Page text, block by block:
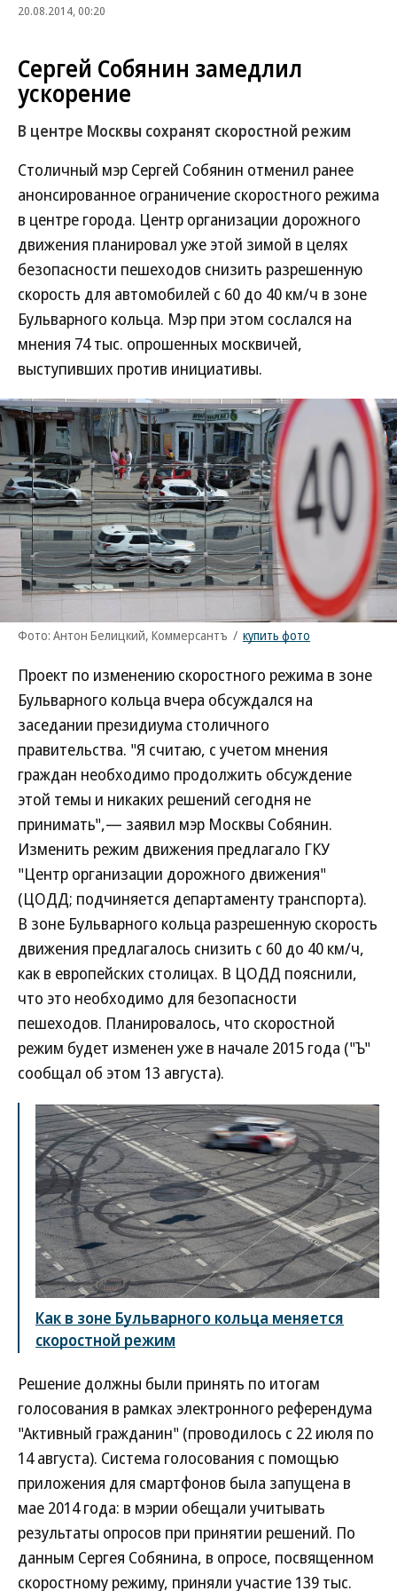
20.08.2014, 00:20
Сергей Собянин замедлил
ускорение
В центре Москвы сохранят скоростной режим
Столичный мэр Сергей Собянин отменил ранее
анонсированное ограничение скоростного режима
в центре города. Центр организации дорожного
движения планировал уже этой зимой в целях
безопасности пешеходов снизить разрешенную
скорость для автомобилей с 60 до 40 км/ч в зоне
Бульварного кольца. Мэр при этом сослался на
мнения 74 тыс. опрошенных москвичей,
выступивших против инициативы.
Фото: Антон Белицкий, Коммерсантъ / купить фото
Проект по изменению скоростного режима в зоне
Бульварного кольца вчера обсуждался на
заседании президиума столичного
правительства. "Я считаю, с учетом мнения
граждан необходимо продолжить обсуждение
этой темы и никаких решений сегодня не
принимать",— заявил мэр Москвы Собянин.
Изменить режим движения предлагало ГКУ
"Центр организации дорожного движения"
(ЦОДД; подчиняется департаменту транспорта).
В зоне Бульварного кольца разрешенную скорость
движения предлагалось снизить с 60 до 40 км/ч,
как в европейских столицах. В ЦОДД пояснили,
что это необходимо для безопасности
пешеходов. Планировалось, что скоростной
режим будет изменен уже в начале 2015 года ("Ъ"
сообщал об этом 13 августа).
Как в зоне Бульварного кольца меняется
скоростной режим
Решение должны были принять по итогам
голосования в рамках электронного референдума
"Активный гражданин" (проводилось с 22 июля по
14 августа). Система голосования с помощью
приложения для смартфонов была запущена в
мае 2014 года: в мэрии обещали учитывать
результаты опросов при принятии решений. По
данным Сергея Собянина, в опросе, посвященном
скоростному режиму, приняли участие 139 тыс.